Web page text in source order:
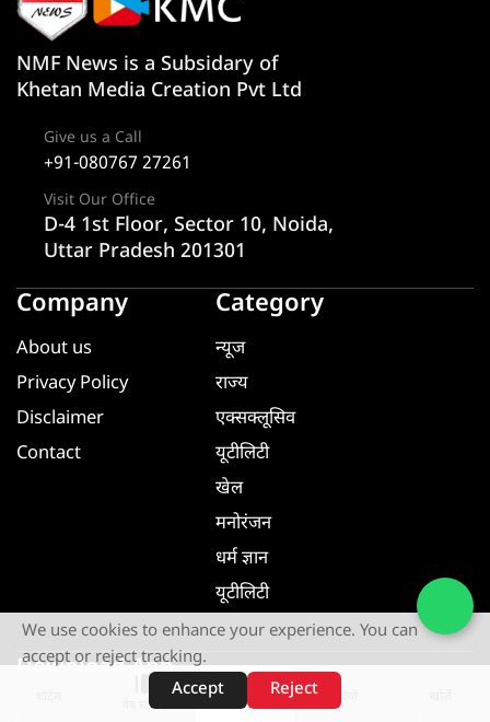
वेब स्टोरीज़
NMF News is a Subsidary of
Khetan Media Creation Pvt Ltd
Give us a Call
+91-080767 27261
Visit Our Office
D-4 1st Floor, Sector 10, Noida,
Uttar Pradesh 201301
Company
About us
Privacy Policy
Disclaimer
Contact
Category
न्यूज
राज्य
एक्सक्लूसिव
यूटीलिटी
खेल
मनोरंजन
धर्म ज्ञान
यूटीलिटी
Download App
We use cookies to enhance your experience. You can
accept or reject tracking.
Accept
Reject